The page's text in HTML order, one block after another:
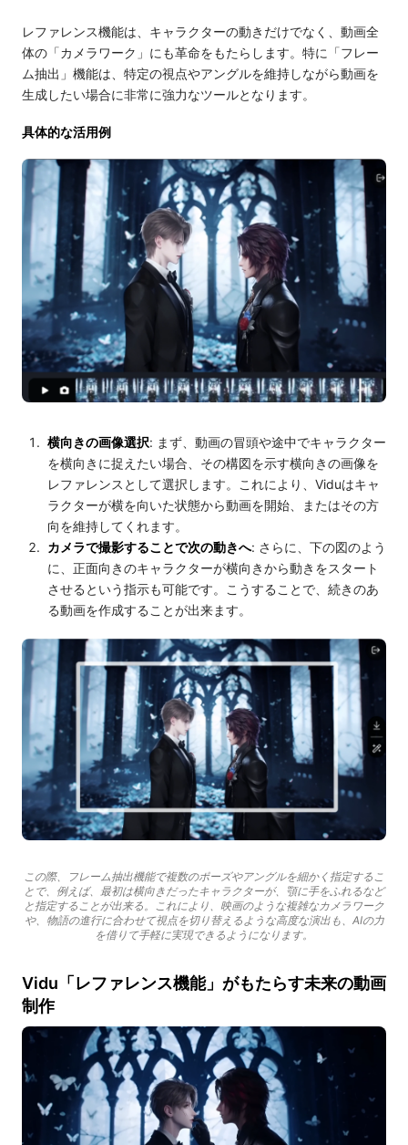
レファレンス機能は、キャラクターの動きだけでなく、動画全
体の「カメラワーク」にも革命をもたらします。特に「フレー
ム抽出」機能は、特定の視点やアングルを維持しながら動画を
生成したい場合に非常に強力なツールとなります。
具体的な活用例
横向きの画像選択: まず、動画の冒頭や途中でキャラクター
を横向きに捉えたい場合、その構図を示す横向きの画像を
レファレンスとして選択します。これにより、Viduはキャ
ラクターが横を向いた状態から動画を開始、またはその方
向を維持してくれます。
カメラで撮影することで次の動きへ: さらに、下の図のよう
に、正面向きのキャラクターが横向きから動きをスタート
させるという指示も可能です。こうすることで、続きのあ
る動画を作成することが出来ます。
この際、フレーム抽出機能で複数のポーズやアングルを細かく指定するこ
とで、例えば、最初は横向きだったキャラクターが、顎に手をふれるなど
と指定することが出来る。これにより、映画のような複雑なカメラワーク
や、物語の進行に合わせて視点を切り替えるような高度な演出も、AIの力
を借りて手軽に実現できるようになります。
Vidu「レファレンス機能」がもたらす未来の動画
制作